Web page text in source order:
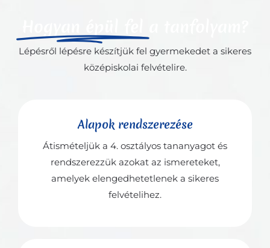
Lépésről lépésre készítjük fel gyermekedet a sikeres
középiskolai felvételire.
Alapok rendszerezése
Átismételjük a 4. osztályos tananyagot és
rendszerezzük azokat az ismereteket,
amelyek elengedhetetlenek a sikeres
felvételihez.